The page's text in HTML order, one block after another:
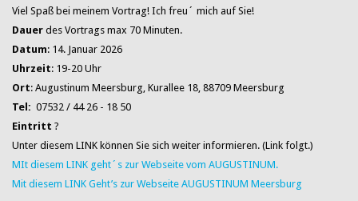
Viel Spaß bei meinem Vortrag! Ich freu´ mich auf Sie!
Dauer des Vortrags max 70 Minuten.
Datum: 14. Januar 2026
Uhrzeit: 19-20 Uhr
Ort: Augustinum Meersburg, Kurallee 18, 88709 Meersburg
Tel: 07532 / 44 26 - 18 50
Eintritt ?
Unter diesem LINK können Sie sich weiter informieren. (Link folgt.)
MIt diesem LINK geht´s zur Webseite vom AUGUSTINUM.
Mit diesem LINK Geht’s zur Webseite AUGUSTINUM Meersburg